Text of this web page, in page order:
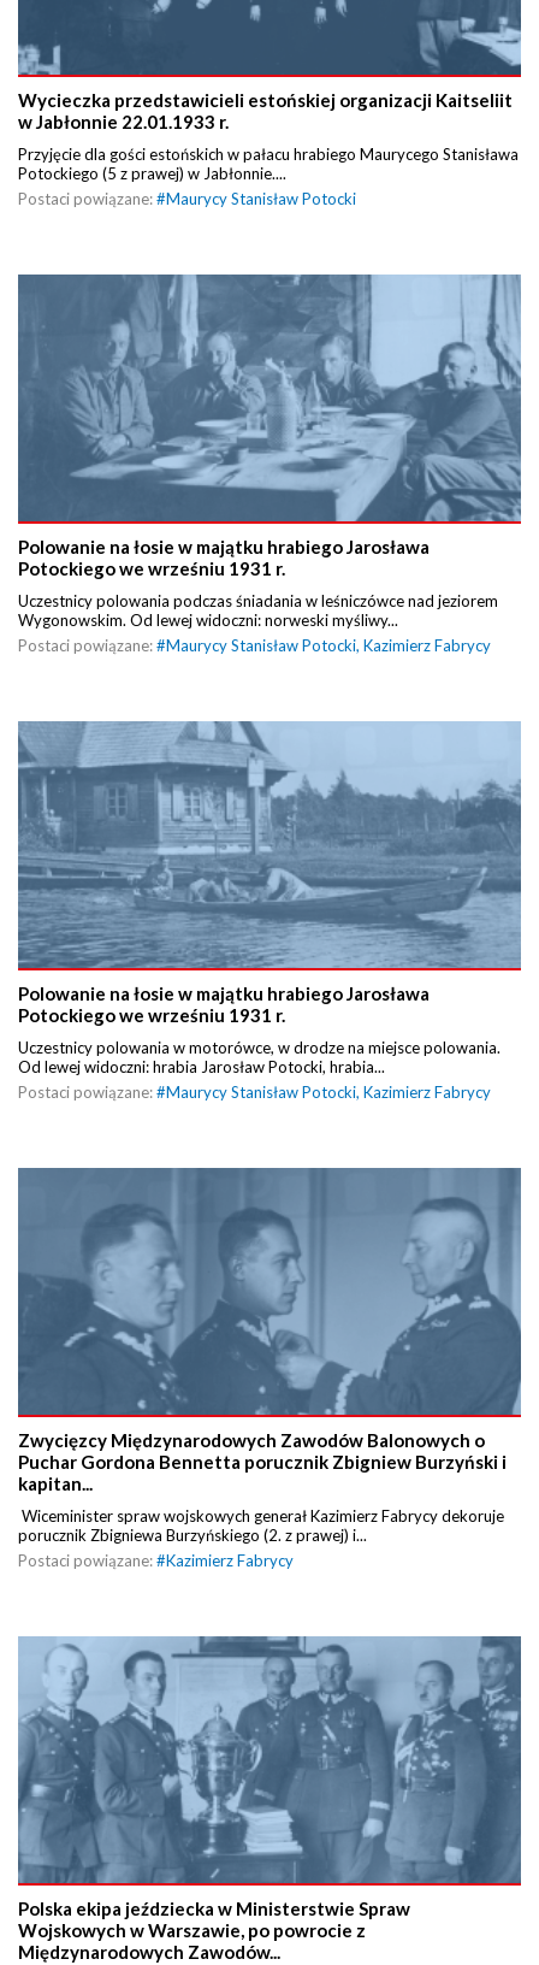
Wycieczka przedstawicieli estońskiej organizacji Kaitseliit
w Jabłonnie 22.01.1933 r.
Przyjęcie dla gości estońskich w pałacu hrabiego Maurycego Stanisława
Potockiego (5 z prawej) w Jabłonnie....
Postaci powiązane:#Maurycy Stanisław Potocki
Polowanie na łosie w majątku hrabiego Jarosława
Potockiego we wrześniu 1931 r.
Uczestnicy polowania podczas śniadania w leśniczówce nad jeziorem
Wygonowskim. Od lewej widoczni: norweski myśliwy...
Postaci powiązane:#Maurycy Stanisław Potocki, Kazimierz Fabrycy
Polowanie na łosie w majątku hrabiego Jarosława
Potockiego we wrześniu 1931 r.
Uczestnicy polowania w motorówce, w drodze na miejsce polowania.
Od lewej widoczni: hrabia Jarosław Potocki, hrabia...
Postaci powiązane:#Maurycy Stanisław Potocki, Kazimierz Fabrycy
Zwycięzcy Międzynarodowych Zawodów Balonowych o
Puchar Gordona Bennetta porucznik Zbigniew Burzyński i
kapitan...
Wiceminister spraw wojskowych generał Kazimierz Fabrycy dekoruje
porucznik Zbigniewa Burzyńskiego (2. z prawej) i...
Postaci powiązane:#Kazimierz Fabrycy
Polska ekipa jeździecka w Ministerstwie Spraw
Wojskowych w Warszawie, po powrocie z
Międzynarodowych Zawodów...